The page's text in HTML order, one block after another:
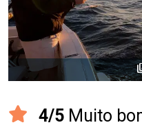
4/5 Muito